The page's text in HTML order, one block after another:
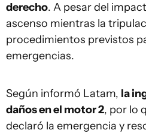
derecho. A pesar del
ascenso mientras la
procedimientos previstos
emergencias.
Según informó Latam, la
daños en el motor 2, por lo
declaró la emergencia y